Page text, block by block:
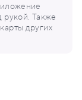
рукой. Также
других